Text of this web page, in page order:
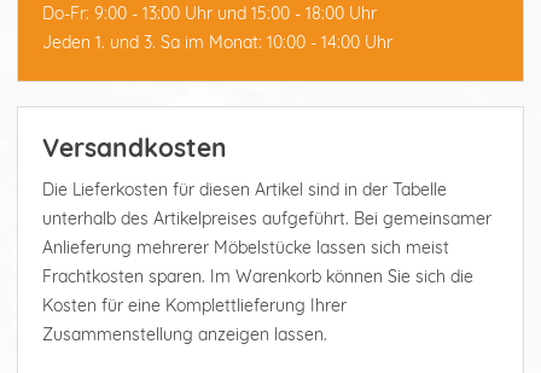
Do-Fr: 9:00 - 13:00 Uhr und 15:00 - 18:00 Uhr
Jeden 1. und 3. Sa im Monat: 10:00 - 14:00 Uhr
Versandkosten
Die Lieferkosten für diesen Artikel sind in der Tabelle
unterhalb des Artikelpreises aufgeführt. Bei gemeinsamer
Anlieferung mehrerer Möbelstücke lassen sich meist
Frachtkosten sparen. Im Warenkorb können Sie sich die
Kosten für eine Komplettlieferung Ihrer
Zusammenstellung anzeigen lassen.